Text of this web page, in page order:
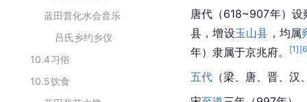
蓝田普化水会音乐
吕氏乡约乡仪
10.4习俗
10.5饮食
唐代（618~907年）设
县，增设玉山县 ，均属
年）隶属于京兆府。 [1] [6
五代 （梁、唐、晋、汉